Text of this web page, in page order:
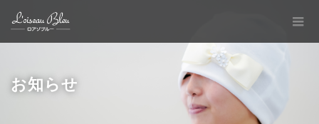
お知らせ